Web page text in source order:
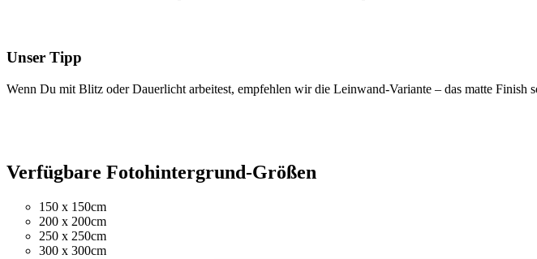
Unser Tipp
Wenn Du mit Blitz oder Dauerlicht arbeitest, empfehlen wir die Leinwand-Variante – das matte Finish
Verfügbare Fotohintergrund-Größen
150 x 150cm
200 x 200cm
250 x 250cm
300 x 300cm